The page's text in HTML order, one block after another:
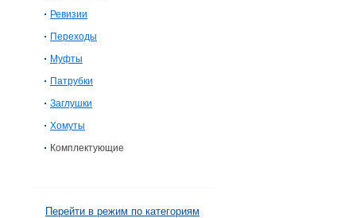
Ревизии
Переходы
Муфты
Патрубки
Заглушки
Хомуты
Комплектующие
Перейти в режим по категориям